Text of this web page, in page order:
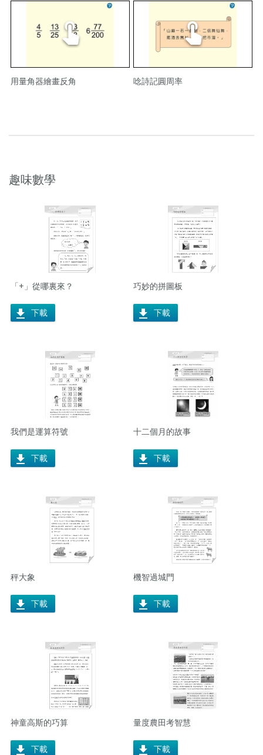
用量角器繪畫反角 唸詩記圓周率
趣味數學
「+」從哪裏來？
下載
巧妙的拼圖板
下載
我們是運算符號
下載
十二個月的故事
下載
秤大象
下載
機智過城門
下載
神童高斯的巧算
下載
量度農田考智慧
下載